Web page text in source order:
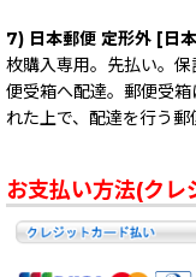
7) 日本郵便 定形外 [日
枚購入専用。先払い。
便受箱へ配達。郵便受
れた上で、配達を行う
お支払い方法(クレ